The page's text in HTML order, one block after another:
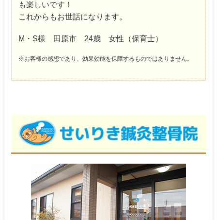
も楽しいです！
これからもお世話になります。
M・S様 田原市 24歳 女性（保育士）
※お客様の感想であり、効果効能を保障するものではありません。